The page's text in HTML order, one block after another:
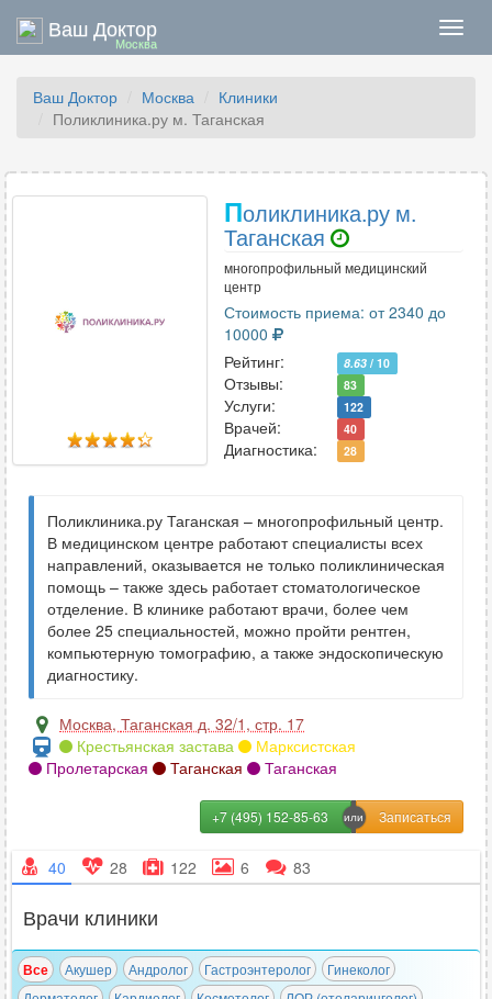
Ваш Доктор
Москва
Ваш Доктор Москва
Клиники
Поликлиника.ру м. Таганская
Поликлиника.ру м.
Таганская
многопрофильный медицинский
центр
Стоимость приема: от 2340 до
10000
Рейтинг:
8.63 / 10
Отзывы: 83
Услуги: 122
Врачей: 40
Диагностика: 28
Поликлиника.ру Таганская – многопрофильный центр.
В медицинском центре работают специалисты всех
направлений, оказывается не только поликлиническая
помощь – также здесь работает стоматологическое
отделение. В клинике работают врачи, более чем
более 25 специальностей, можно пройти рентген,
компьютерную томографию, а также эндоскопическую
диагностику.
Москва, Таганская д. 32/1, стр. 17
Крестьянская застава
Марксистская
Пролетарская
Таганская Таганская
+7 (495) 152-85-63
40 28 122 6 83
Врачи клиники
Все Акушер Андролог Гастроэнтеролог
Гинеколог